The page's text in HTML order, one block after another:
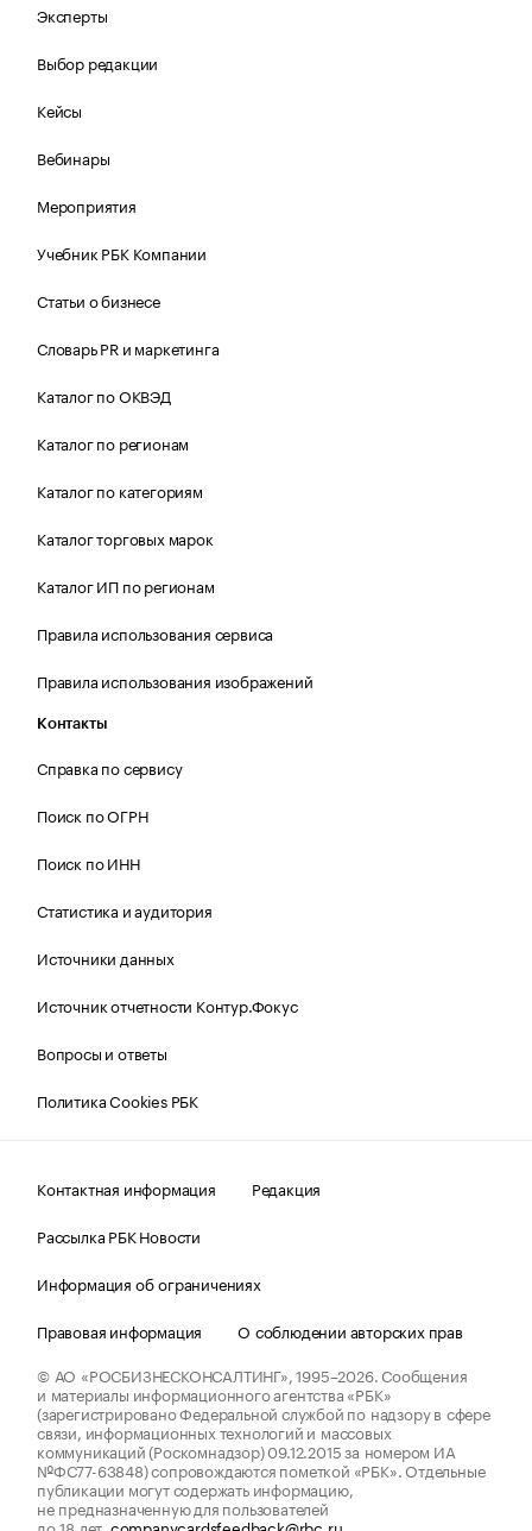
Эксперты
Выбор редакции
Кейсы
Вебинары
Мероприятия
Учебник РБК Компании
Статьи о бизнесе
Словарь PR и маркетинга
Каталог по ОКВЭД
Каталог по регионам
Каталог по категориям
Каталог торговых марок
Каталог ИП по регионам
Правила использования сервиса
Правила использования изображений
Контакты
Справка по сервису
Поиск по ОГРН
Поиск по ИНН
Статистика и аудитория
Источники данных
Источник отчетности Контур.Фокус
Вопросы и ответы
Политика Cookies РБК
Контактная информация
Редакция
Рассылка РБК Новости
Информация об ограничениях
Правовая информация
О соблюдении авторских прав
© АО «РОСБИЗНЕСКОНСАЛТИНГ»,1995–2026.Сообщения
и материалы информационного агентства «РБК»
(зарегистрировано Федеральной службой по надзору в сфере
связи, информационных технологий и массовых
коммуникаций (Роскомнадзор) 09.12.2015 за номером ИА
№ФС77-63848) сопровождаются пометкой «РБК». Отдельные
публикации могут содержать информацию,
не предназначенную для пользователей